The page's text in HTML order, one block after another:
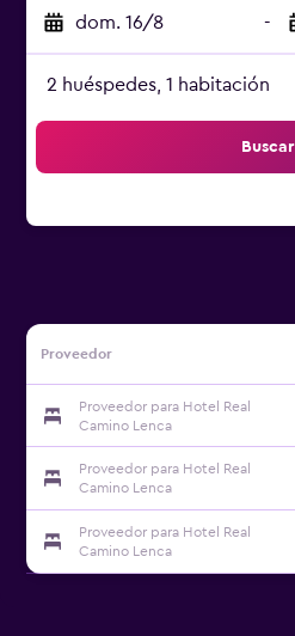
dom. 16/8 -
2 huéspedes, 1 habitación
Buscar
Proveedor
Proveedor para Hotel Real
Camino Lenca
Proveedor para Hotel Real
Camino Lenca
Proveedor para Hotel Real
Camino Lenca